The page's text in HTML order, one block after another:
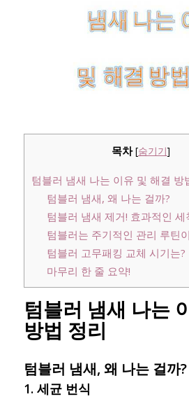
목차 [숨기기]
텀블러 냄새 나는 이유 및 해결 방
텀블러 냄새, 왜 나는 걸까?
텀블러 냄새 제거! 효과적인 세
텀블러는 주기적인 관리 루틴
텀블러 고무패킹 교체 시기는?
마무리 한 줄 요약!
텀블러 냄새 나는
방법 정리
텀블러 냄새, 왜 나는 걸까?
1. 세균 번식